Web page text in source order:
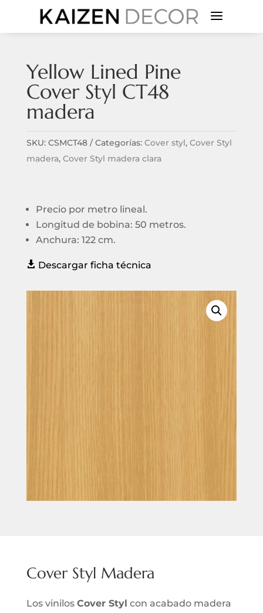
a
Yellow Lined Pine
Cover Styl CT48
madera
SKU: CSMCT48 Categorías: Cover styl, Cover Styl
madera, Cover Styl madera clara
Precio por metro lineal.
Longitud de bobina: 50 metros.
Anchura: 122 cm.
 Descargar ficha técnica
Cover Styl Madera
Los vinilos Cover Styl con acabado madera